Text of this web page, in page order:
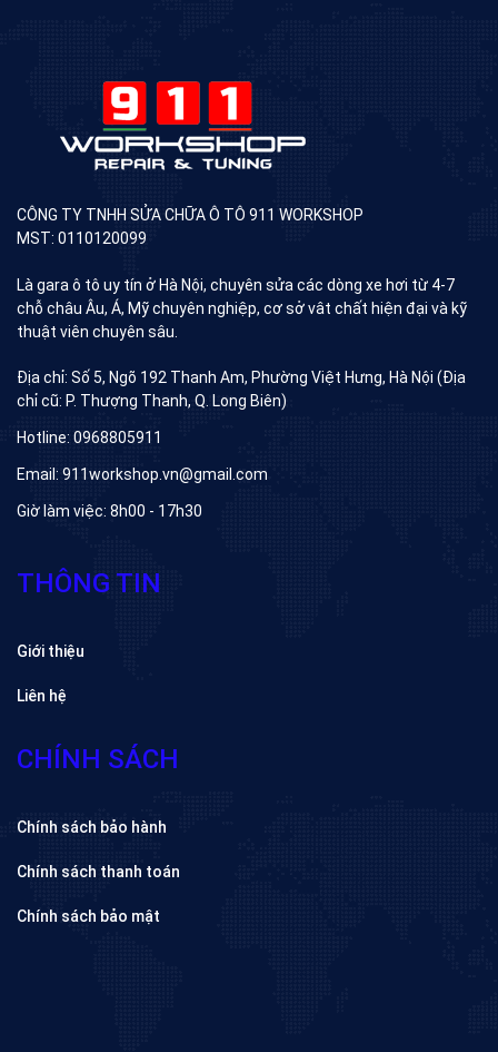
CÔNG TY TNHH SỬA CHỮA Ô TÔ 911 WORKSHOP
MST: 0110120099
Là gara ô tô uy tín ở Hà Nội, chuyên sửa các dòng xe hơi từ 4-7
chỗ châu Âu, Á, Mỹ chuyên nghiệp, cơ sở vât chất hiện đại và kỹ
thuật viên chuyên sâu.
Địa chỉ: Số 5, Ngõ 192 Thanh Am, Phường Việt Hưng, Hà Nội (Địa
chỉ cũ: P. Thượng Thanh, Q. Long Biên)
Hotline: 0968805911
Email: 911workshop.vn@gmail.com
Giờ làm việc: 8h00 - 17h30
THÔNG TIN
Giới thiệu
Liên hệ
CHÍNH SÁCH
Chính sách bảo hành
Chính sách thanh toán
Chính sách bảo mật